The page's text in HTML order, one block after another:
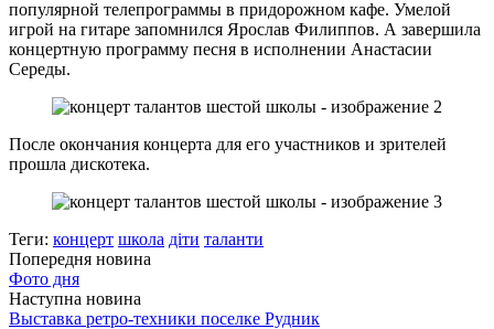
популярной телепрограммы в придорожном кафе. Умелой
игрой на гитаре запомнился Ярослав Филиппов. А завершила
концертную программу песня в исполнении Анастасии
Середы.
После окончания концерта для его участников и зрителей
прошла дискотека.
Теги: концерт школа діти таланти
Попередня новина
Фото дня
Наступна новина
Выставка ретро-техники поселке Рудник